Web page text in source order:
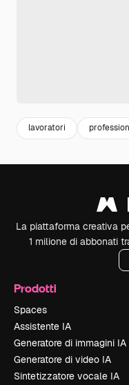
lavoratori
La piattaforma creativa
1 milione di abbonati
Prodotti
Spaces
Assistente IA
Generatore di immagini IA
Generatore di video IA
Sintetizzatore vocale IA